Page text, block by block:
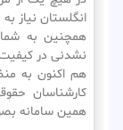
انگلستان نیاز
همچنین به
نشدنی در کیفیت
هم اکنون به
کارشناسان
همین سامانه